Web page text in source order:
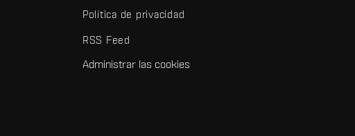
Política de privacidad
RSS Feed
Administrar las cookies